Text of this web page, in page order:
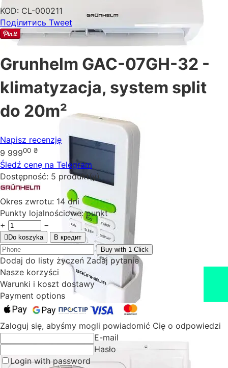
KOD: CL-000211
Поділитись Tweet
Grunhelm GAC-07GH-32 -
klimatyzacja, system split
do 20m²
Napisz recenzję
9 99900 ₴
Śledź cenę na Telegram
Dostępność: 5 produkt(y)
Okres zwrotu: 14 dni
Punkty lojalnościowe: punkt
+
−
Do koszyka
В кредит
Buy with 1-Click
Dodaj do listy życzeń Zadaj pytanie
Nasze korzyści
Warunki i koszt dostawy
Payment options
Zaloguj się, abyśmy mogli powiadomić Cię o odpowiedzi
E-mail
Hasło
Login with password